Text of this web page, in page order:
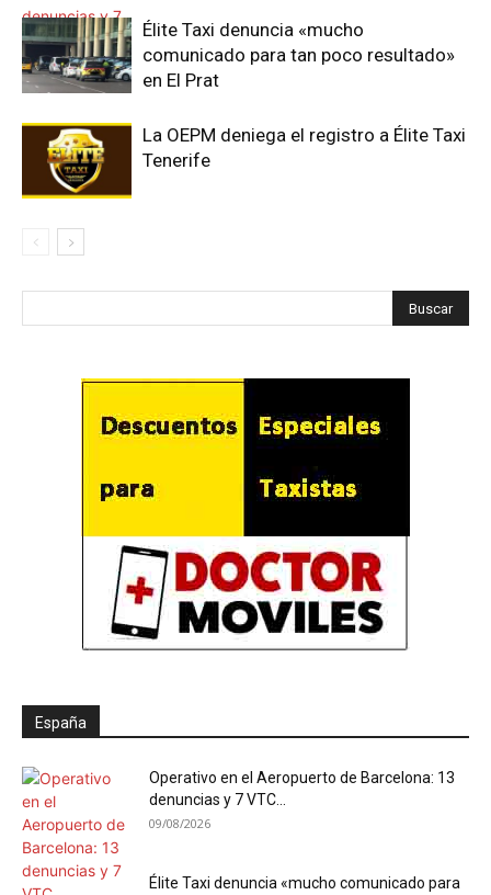
Élite Taxi denuncia «mucho
comunicado para tan poco resultado»
en El Prat
La OEPM deniega el registro a Élite Taxi
Tenerife
España
Operativo en el Aeropuerto de Barcelona: 13
denuncias y 7 VTC...
09/08/2026
Élite Taxi denuncia «mucho comunicado para